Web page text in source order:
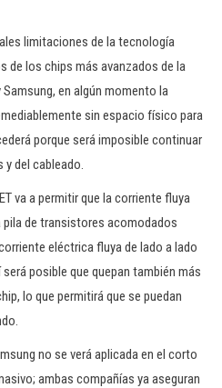
limitaciones de la tecnología
de los chips más avanzados de la
en algún momento la
sin espacio físico para
porque será imposible continuar
y del cableado.
va a permitir que la corriente fluya
pila de transistores acomodados
eléctrica fluya de lado a lado
posible que quepan también más
lo que permitirá que se puedan
no se verá aplicada en el corto
ambas compañías ya aseguran